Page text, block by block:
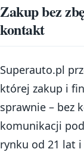
Zakup bez
kontakt
Superauto.pl
której zakup i
sprawnie – bez
komunikacji
rynku od 21 lat i